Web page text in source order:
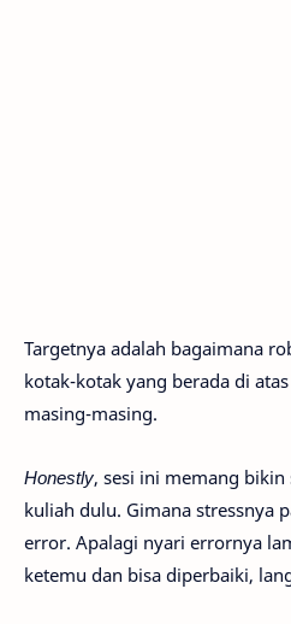
Targetnya adalah bagaimana
kotak-kotak yang berada di
masing-masing.
Honestly, sesi ini memang bikin
kuliah dulu. Gimana stressnya
error. Apalagi nyari errornya
ketemu dan bisa diperbaiki,